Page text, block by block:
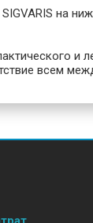
на
и
всем